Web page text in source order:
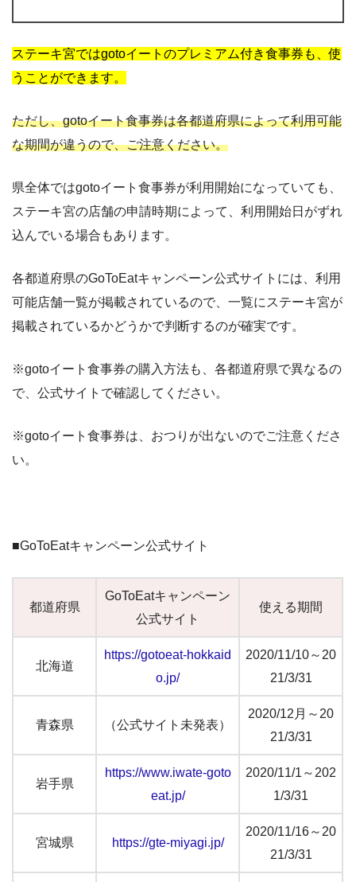
ステーキ宮ではgotoイートのプレミアム付き食事券も、使
うことができます。
ただし、gotoイート食事券は各都道府県によって利用可能
な期間が違うので、ご注意ください。
県全体ではgotoイート食事券が利用開始になっていても、
ステーキ宮の店舗の申請時期によって、利用開始日がずれ
込んでいる場合もあります。
各都道府県のGoToEatキャンペーン公式サイトには、利用
可能店舗一覧が掲載されているので、一覧にステーキ宮が
掲載されているかどうかで判断するのが確実です。
※gotoイート食事券の購入方法も、各都道府県で異なるの
で、公式サイトで確認してください。
※gotoイート食事券は、おつりが出ないのでご注意くださ
い。
■GoToEatキャンペーン公式サイト
都道府県
GoToEatキャンペーン
公式サイト
使える期間
北海道
https://gotoeat-hokkaid
o.jp/
2020/11/10～20
21/3/31
青森県 （公式サイト未発表）
2020/12月～20
21/3/31
岩手県
https://www.iwate-goto
eat.jp/
2020/11/1～202
1/3/31
宮城県 https://gte-miyagi.jp/
2020/11/16～20
21/3/31